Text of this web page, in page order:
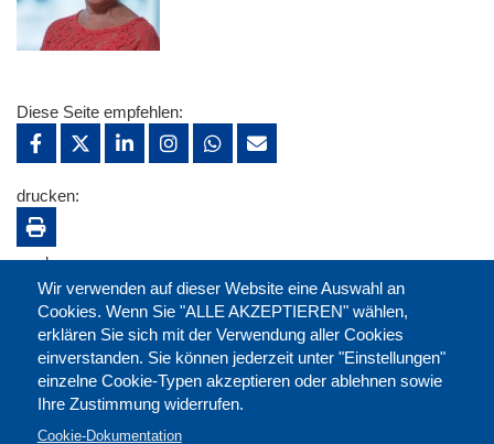
Wir verwenden auf dieser Website eine Auswahl an
Cookies. Wenn Sie "ALLE AKZEPTIEREN" wählen,
erklären Sie sich mit der Verwendung aller Cookies
einverstanden. Sie können jederzeit unter "Einstellungen"
einzelne Cookie-Typen akzeptieren oder ablehnen sowie
Ihre Zustimmung widerrufen.
Cookie-Dokumentation
Diese Seite empfehlen:
drucken:
merken: